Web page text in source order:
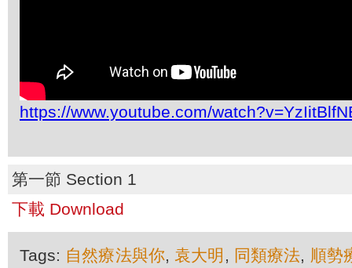
https://www.youtube.com/
第一節 Section 1
下載 Download
Tags: 自然療法與你,袁大明 , 同類療法, 順勢